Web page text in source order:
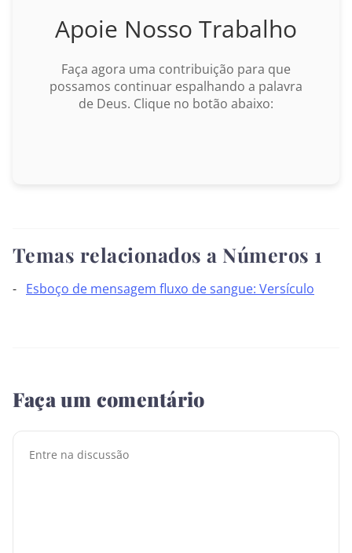
Apoie Nosso Trabalho
Faça agora uma contribuição para que
possamos continuar espalhando a palavra
de Deus. Clique no botão abaixo:
Temas relacionados a Números 1
Esboço de mensagem fluxo de sangue: Versículo
Faça um comentário